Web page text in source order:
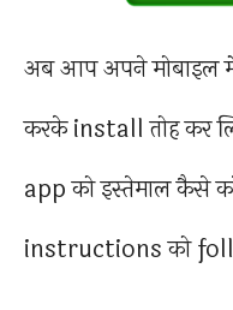
अब आप अपने मोबाइल
करके install तोह कर
app को इस्तेमाल कैसे
instructions को